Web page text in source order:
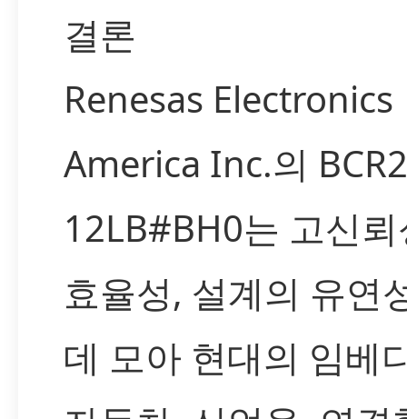
결론
Renesas Electronics
America Inc.의
12LB#BH0는 고신
효율성, 설계의 유연
데 모아 현대의 임베